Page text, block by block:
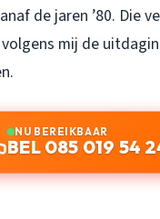
de jaren ’80. Die
mij de
NU BEREIKBAAR
BEL 085 019 54